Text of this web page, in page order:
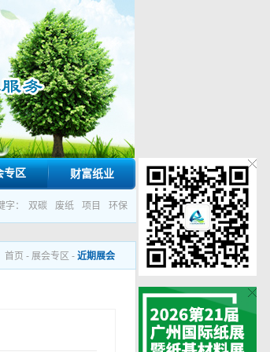
专区 财富纸业
： 双碳 废纸 项目 环保
首页 - 展会专区 - 近期展会